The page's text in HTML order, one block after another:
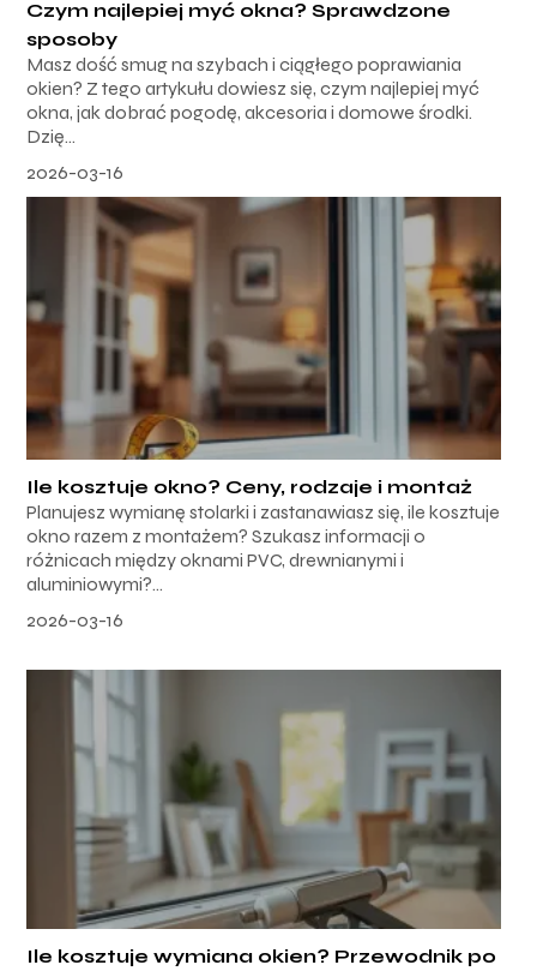
Czym najlepiej myć okna? Sprawdzone
sposoby
Masz dość smug na szybach i ciągłego poprawiania
okien? Z tego artykułu dowiesz się, czym najlepiej myć
okna, jak dobrać pogodę, akcesoria i domowe środki.
Dzię...
2026-03-16
Ile kosztuje okno? Ceny, rodzaje i montaż
Planujesz wymianę stolarki i zastanawiasz się, ile kosztuje
okno razem z montażem? Szukasz informacji o
różnicach między oknami PVC, drewnianymi i
aluminiowymi?...
2026-03-16
Ile kosztuje wymiana okien? Przewodnik po